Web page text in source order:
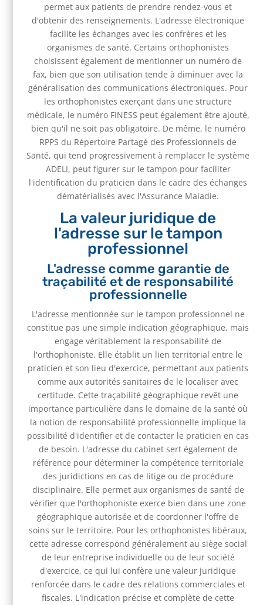
permet aux patients de prendre rendez-vous et
d'obtenir des renseignements. L'adresse électronique
facilite les échanges avec les confrères et les
organismes de santé. Certains orthophonistes
choisissent également de mentionner un numéro de
fax, bien que son utilisation tende à diminuer avec la
généralisation des communications électroniques. Pour
les orthophonistes exerçant dans une structure
médicale, le numéro FINESS peut également être ajouté,
bien qu'il ne soit pas obligatoire. De même, le numéro
RPPS du Répertoire Partagé des Professionnels de
Santé, qui tend progressivement à remplacer le système
ADELI, peut figurer sur le tampon pour faciliter
l'identification du praticien dans le cadre des échanges
dématérialisés avec l'Assurance Maladie.
La valeur juridique de
l'adresse sur le tampon
professionnel
L'adresse comme garantie de
traçabilité et de responsabilité
professionnelle
L'adresse mentionnée sur le tampon professionnel ne
constitue pas une simple indication géographique, mais
engage véritablement la responsabilité de
l'orthophoniste. Elle établit un lien territorial entre le
praticien et son lieu d'exercice, permettant aux patients
comme aux autorités sanitaires de le localiser avec
certitude. Cette traçabilité géographique revêt une
importance particulière dans le domaine de la santé où
la notion de responsabilité professionnelle implique la
possibilité d'identifier et de contacter le praticien en cas
de besoin. L'adresse du cabinet sert également de
référence pour déterminer la compétence territoriale
des juridictions en cas de litige ou de procédure
disciplinaire. Elle permet aux organismes de santé de
vérifier que l'orthophoniste exerce bien dans une zone
géographique autorisée et de coordonner l'offre de
soins sur le territoire. Pour les orthophonistes libéraux,
cette adresse correspond généralement au siège social
de leur entreprise individuelle ou de leur société
d'exercice, ce qui lui confère une valeur juridique
renforcée dans le cadre des relations commerciales et
fiscales. L'indication précise et complète de cette